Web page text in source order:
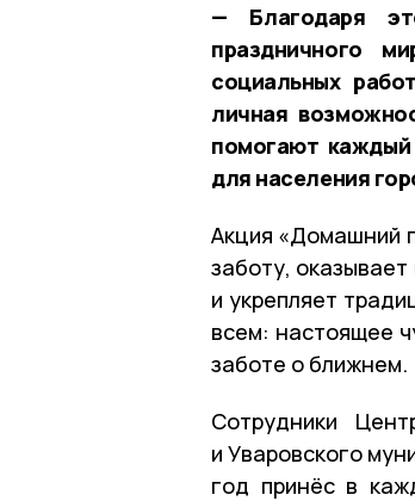
— Благодаря
праздничного
социальных
личная
помогают каждый
для населения
Акция «Домашний
заботу,
и укрепляет
всем: настоящее
заботе о ближнем.
Сотрудники
и Уваровского
год принёс в